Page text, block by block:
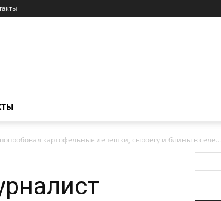
картофельные лепешки, сыроегу и блины в селе...